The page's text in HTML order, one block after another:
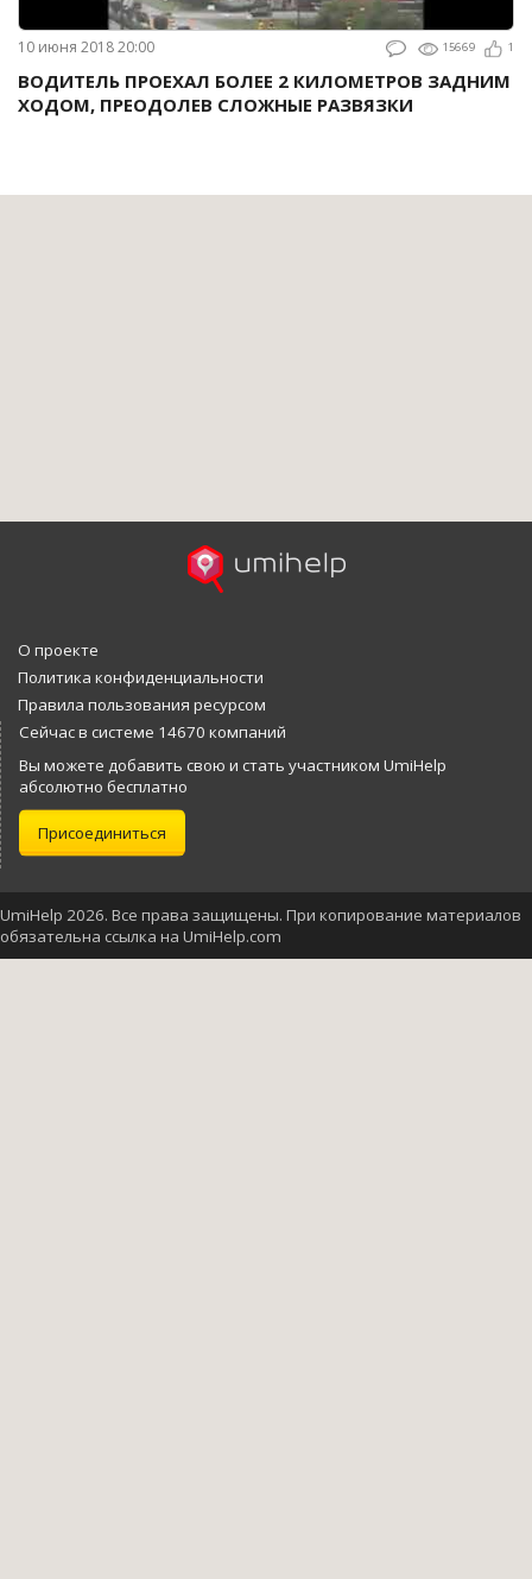
10 июня 2018 20:00 15669 1
ВОДИТЕЛЬ ПРОЕХАЛ БОЛЕЕ 2 КИЛОМЕТРОВ ЗАДНИМ
ХОДОМ, ПРЕОДОЛЕВ СЛОЖНЫЕ РАЗВЯЗКИ
О проекте
Политика конфиденциальности
Правила пользования ресурсом
Сейчас в системе 14670 компаний
Вы можете добавить свою и стать участником UmiHelp
абсолютно бесплатно
Присоединиться
UmiHelp 2026. Все права защищены. При копирование материалов
обязательна ссылка на UmiHelp.com